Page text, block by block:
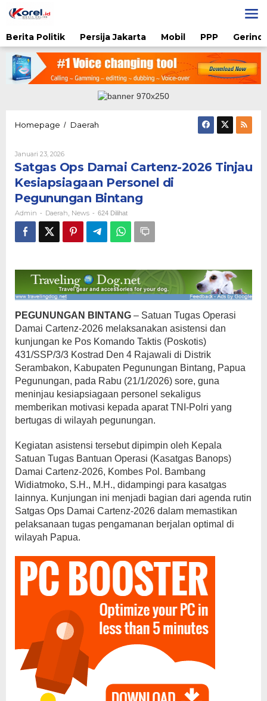
ke
Berita Politik
Persija Jakarta Mobil PPP
Homepage / Daerah
2026
Tinjau
Kesiapsiagaan
Personel
di
Pegunungan
Bintang
Januari 23, 2026Oleh
Admin
Satgas Ops Damai Cartenz-2026 Tinjau
Kesiapsiagaan Personel di
Pegunungan Bintang
Admin - Daerah News - 624 Dilihat
PEGUNUNGAN BINTANG – Satuan Tugas Operasi
Damai Cartenz-2026 melaksanakan asistensi dan
kunjungan ke Pos Komando Taktis (Poskotis)
431/SSP/3/3 Kostrad Den 4 Rajawali di Distrik
Serambakon, Kabupaten Pegunungan Bintang, Papua
Pegunungan, pada Rabu (21/1/2026) sore, guna
meninjau kesiapsiagaan personel sekaligus
memberikan motivasi kepada aparat TNI-Polri yang
bertugas di wilayah pegunungan.
Kegiatan asistensi tersebut dipimpin oleh Kepala
Satuan Tugas Bantuan Operasi (Kasatgas Banops)
Damai Cartenz-2026, Kombes Pol. Bambang
Widiatmoko, S.H., M.H., didampingi para kasatgas
lainnya. Kunjungan ini menjadi bagian dari agenda rutin
Satgas Ops Damai Cartenz-2026 dalam memastikan
pelaksanaan tugas pengamanan berjalan optimal di
wilayah Papua.